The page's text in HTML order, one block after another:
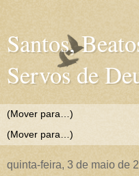
Santos,
Servos de
quinta-feira, 3 de maio de